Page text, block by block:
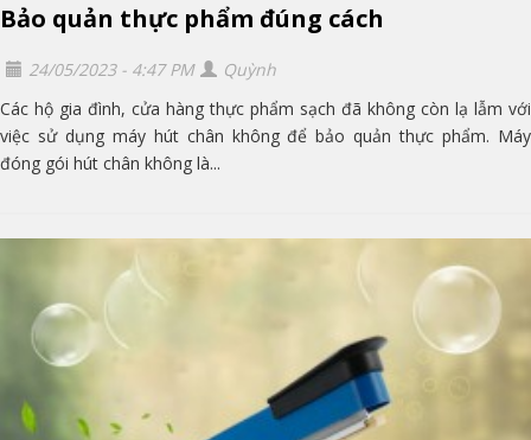
Bảo quản thực phẩm đúng cách
24/05/2023 - 4:47 PM
Quỳnh
Các hộ gia đình, cửa hàng thực phẩm sạch đã không còn lạ lẫm với
việc sử dụng máy hút chân không để bảo quản thực phẩm. Máy
đóng gói hút chân không là...